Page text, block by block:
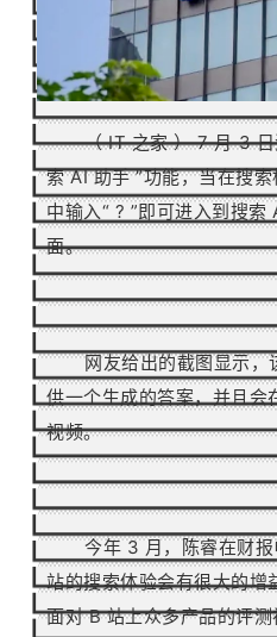
（IT 之家）7 月 3 日
索 AI 助手 ”功能，当在搜
中输入“ ? ”即可进入到搜
面。
网友给出的截图显示，
供一个生成的答案，并且会
视频。
今年 3 月，陈睿在财
站的搜索体验会有很大的增
面对 B 站上众多产品的评